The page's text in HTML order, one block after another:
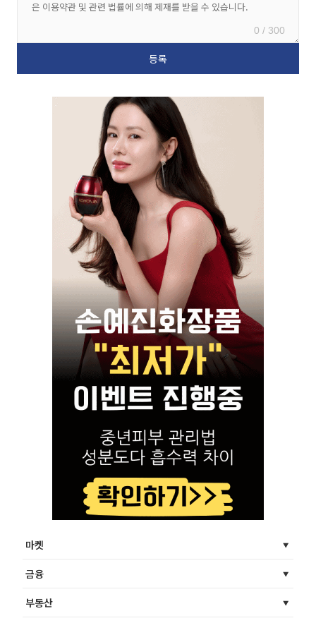
0 / 300
마켓
금융
부동산